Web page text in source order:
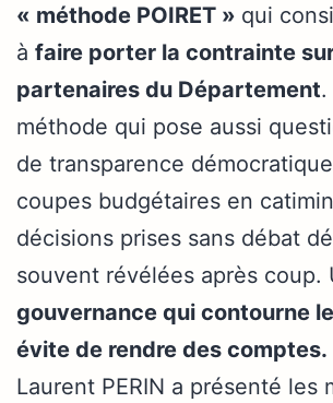
« méthode POIRET » qui
à faire porter la contrainte
partenaires du Département.
méthode qui pose aussi
de transparence
coupes budgétaires en
décisions prises sans débat
souvent révélées après coup.
gouvernance qui contourne
évite de rendre des comptes.
Laurent PERIN a présenté les